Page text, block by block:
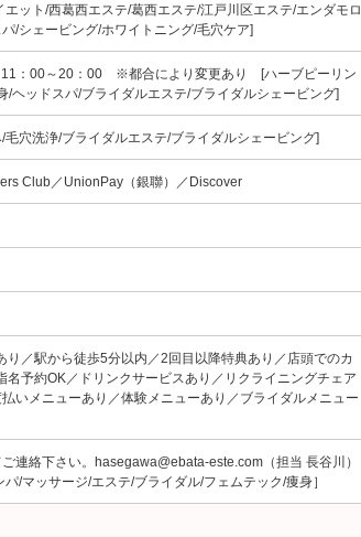
ット/西葛西エステ/葛西エステ/江戸川区エステ/エンダモロ
/シェービング/ホワイトニング/毛穴ケア]
：00～20：00 ※都合により変更あり [ハーブピーリン
/ヘッドスパ/ブライダルエステ/ブライダルシェービング]
穴洗浄/ブライダルエステ/ブライダルシェービング]
Club／UnionPay（銀聯）／Discover
／駅から徒歩5分以内／2回目以降特典あり／店頭でのカ
予約OK／ドリンクサービスあり／リクライニングチェア
いメニューあり／体験メニューあり／ブライダルメニュー
連絡下さい。hasegawa@ebata-este.com（担当 長谷川）
/マッサージ/エステ/ブライダル/フェムテック/痩身］